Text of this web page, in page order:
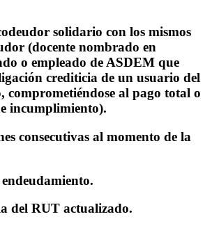
solidario con los mismos
(docente nombrado en
o empleado de ASDEM que
crediticia de un usuario del
comprometiéndose al pago total o
incumplimiento).
consecutivas al momento de la
del RUT actualizado.